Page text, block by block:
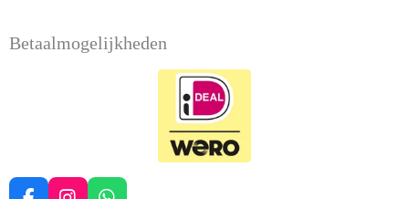
Betaalmogelijkheden